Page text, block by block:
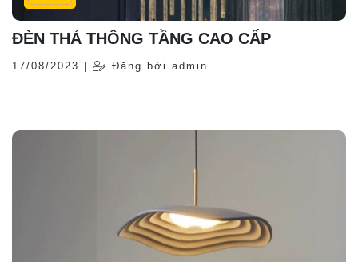
ĐÈN THẢ THÔNG TẦNG CAO CẤP
17/08/2023 | Đăng bởi admin